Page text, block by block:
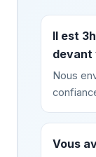
Il est
devant
Nous
Vous